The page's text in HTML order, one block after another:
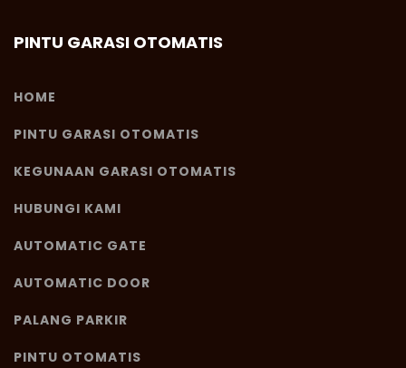
PINTU GARASI OTOMATIS
HOME
PINTU GARASI OTOMATIS
KEGUNAAN GARASI OTOMATIS
HUBUNGI KAMI
AUTOMATIC GATE
AUTOMATIC DOOR
PALANG PARKIR
PINTU OTOMATIS